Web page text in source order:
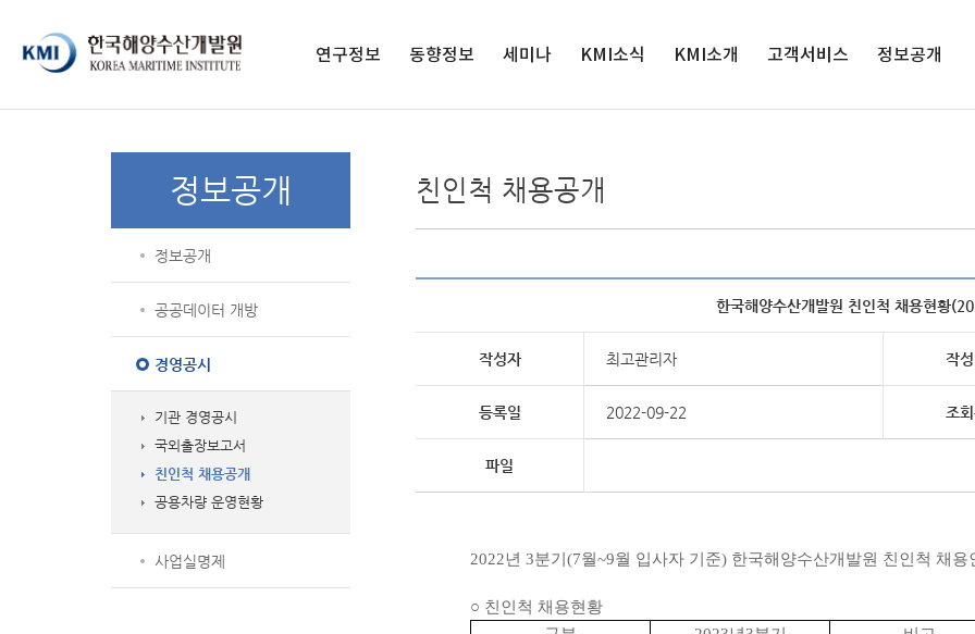
검색
페이스북 페이지
페이스북 프로필
네이버블로그 인스타그램
전자도서관
연구정보
학술지
동향정보
종간 간행물
세미나
망대회
럼
KMI소식
입찰공고
보도자료
KMI소개
연구사업
클린신고센터
KMI 홍보관
오시는 길
고객서비스
발간자료 구독안
정보공개
정보공개
정보공개
공공데이터 개방
경영공시
기관 경영공시
국외출장보고서
친인척 채용공개
공용차량 운영현황
사업실명제
친인척 채용공개
한국해양수산개발원 친인척 채용현황
작성자 최고관리자 작
등록일 2022-09-22 조
파일
2022년 3분기 (7월~9월 입사자 기준) 한국해양수산개발원 친인척 채용
○ 친인척 채용현황